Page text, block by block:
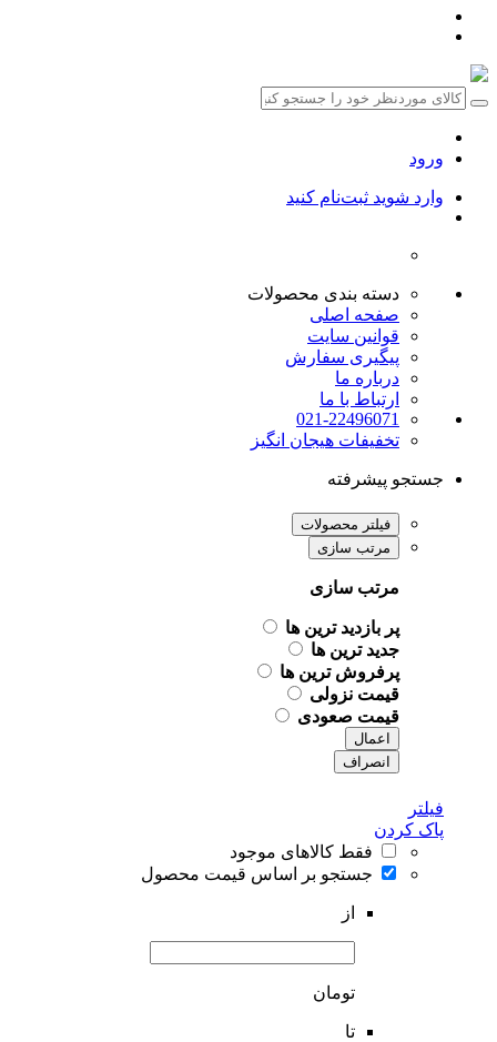
ورود
وارد شوید ثبت‌نام کنید
دسته بندی محصولات
صفحه اصلی
قوانین سایت
پیگیری سفارش
درباره ما
ارتباط با ما
021-22496071
تخفیفات هیجان انگیز
جستجو پیشرفته
فیلتر محصولات
مرتب سازی
مرتب سازی
پر بازدید ترین ها
جدید ترین ها
پرفروش ترین ها
قیمت نزولی
قیمت صعودی
اعمال
انصراف
فیلتر
پاک کردن
فقط کالاهای موجود
جستجو بر اساس قیمت محصول
از
تومان
تا